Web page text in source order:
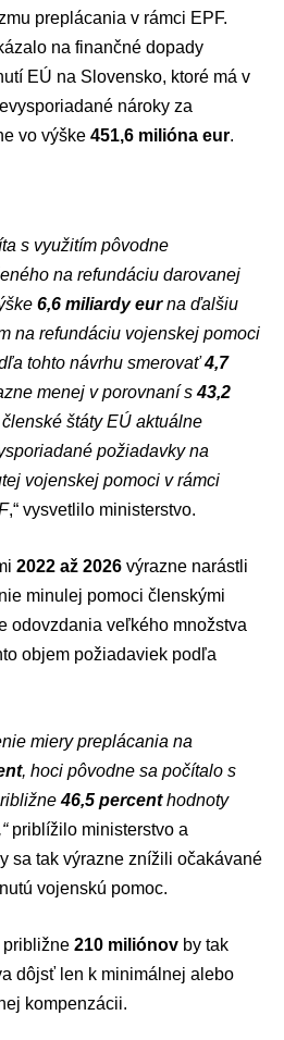
preplácania v rámci EPF.
na finančné dopady
EÚ na Slovensko, ktoré má v
nároky za
vo výške 451,6 milióna eur.
s využitím pôvodne
na refundáciu darovanej
6,6 miliardy eurna ďalšiu
na refundáciu vojenskej pomoci
tohto návrhu smerovať4,7
menej v porovnaní s43,2
štáty EÚ aktuálne
požiadavky na
vojenskej pomoci v rámci
,“ vysvetlilo ministerstvo.
2022 až 2026 výrazne narástli
minulej pomoci členskými
odovzdania veľkého množstva
objem požiadaviek podľa
miery preplácania na
, hoci pôvodne sa počítalo s
46,5 percenthodnoty
priblížilo ministerstvo a
sa tak výrazne znížili očakávané
vojenskú pomoc.
približne 210 miliónov by tak
dôjsť len k minimálnej alebo
kompenzácii.